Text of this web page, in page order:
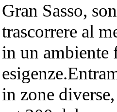
Gran Sasso,
trascorrere al
in un ambiente
in zone